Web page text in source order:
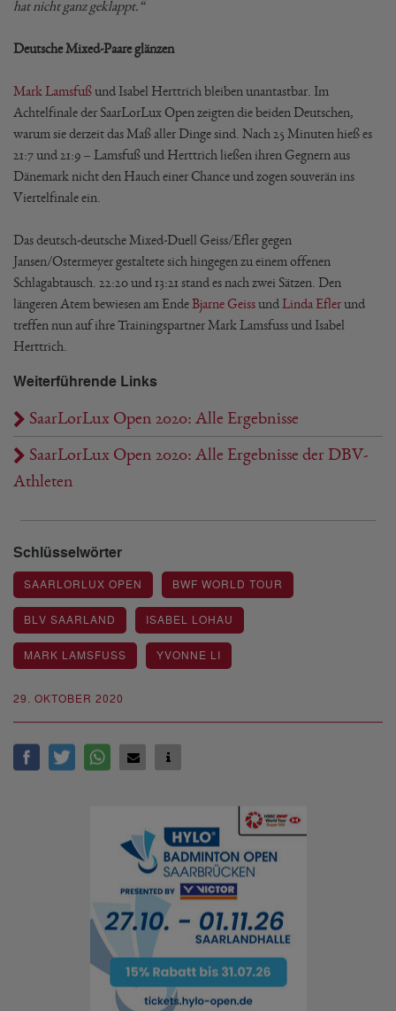
29. OKTOBER 2020
hat nicht ganz geklappt.“
Deutsche Mixed-Paare glänzen
Mark Lamsfußund Isabel Herttrich bleiben unantastbar. Im
Achtelfinale der SaarLorLux Open zeigten die beiden Deutschen,
warum sie derzeit das Maß aller Dinge sind. Nach 25 Minuten hieß es
21:7 und 21:9 – Lamsfuß und Herttrich ließen ihren Gegnern aus
Dänemark nicht den Hauch einer Chance und zogen souverän ins
Viertelfinale ein.
Das deutsch-deutsche Mixed-Duell Geiss/Efler gegen
Jansen/Ostermeyer gestaltete sich hingegen zu einem offenen
Schlagabtausch. 22:20 und 13:21 stand es nach zwei Sätzen. Den
längeren Atem bewiesen am EndeBjarne Geissund Linda Eflerund
treffen nun auf ihre Trainingspartner Mark Lamsfuss und Isabel
Herttrich.
Weiterführende Links
SaarLorLux Open 2020: Alle Ergebnisse
SaarLorLux Open 2020: Alle Ergebnisse der DBV-
Athleten
Schlüsselwörter
SAARLORLUX OPEN BWF WORLD TOUR
BLV SAARLAND ISABEL LOHAU
MARK LAMSFUSS YVONNE LI